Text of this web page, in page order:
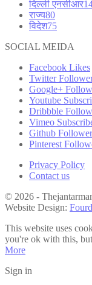
दिल्ली एनसीआर
राज्य80
विदेश75
SOCIAL MEIDA
Facebook Likes
Twitter
Google+
Youtube
Dribbble
Vimeo
Github
Pinterest
Privacy Policy
Contact us
© 2026 -
Website Design:
This website uses
you're ok with this,
More
Sign in